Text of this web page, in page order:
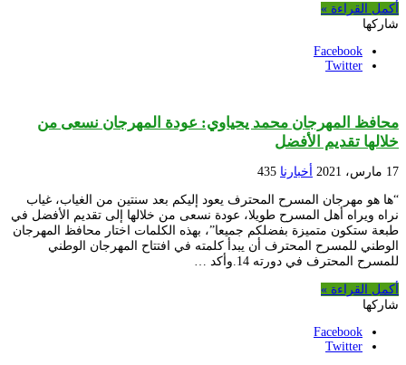
أكمل القراءة »
شاركها
Facebook
Twitter
محافظ المهرجان محمد يحياوي: عودة المهرجان نسعى من
خلالها تقديم الأفضل
17 مارس، 2021 أخبارنا 435
“ها هو مهرجان المسرح المحترف يعود إليكم بعد سنتين من الغياب، غياب
نراه ويراه أهل المسرح طويلا، عودة نسعى من خلالها إلى تقديم الأفضل في
طبعة ستكون متميزة بفضلكم جميعا”، بهذه الكلمات اختار محافظ المهرجان
الوطني للمسرح المحترف أن يبدأ كلمته في افتتاح المهرجان الوطني
للمسرح المحترف في دورته 14.وأكد …
أكمل القراءة »
شاركها
Facebook
Twitter